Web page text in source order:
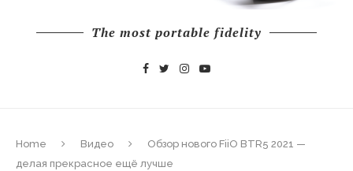
The most portable fidelity
Home Видео
Обзор нового FiiO BTR5 2021 —
делая прекрасное ещё лучше